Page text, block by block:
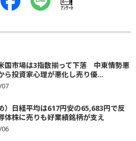
ｱﾝｹｰﾄ
米国市場は3指数揃って下落 中東情勢悪
ら投資家心理が悪化し売り優...
07
）日経平均は617円安の65,683円で反
株に売りも好業績銘柄が支え
06